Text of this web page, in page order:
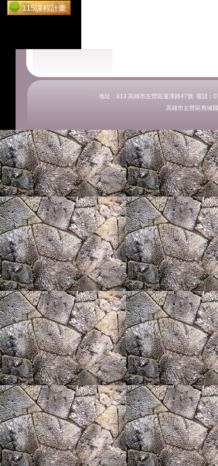
115課程計畫
:::
地址：813 高雄市左營區蓮潭路47號 電話
高雄市左營區舊城